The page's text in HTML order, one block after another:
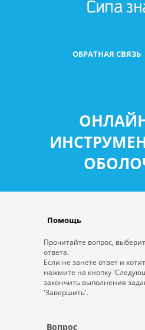
ОБРАТНАЯ СВЯЗЬ
Помощь
Прочитайте вопрос,
ответа.
Если не занете ответ и
нажмите на кнопку
закончить выполнения
'Завершить'.
Вопрос